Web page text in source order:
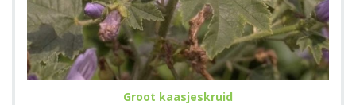
Groot kaasjeskruid